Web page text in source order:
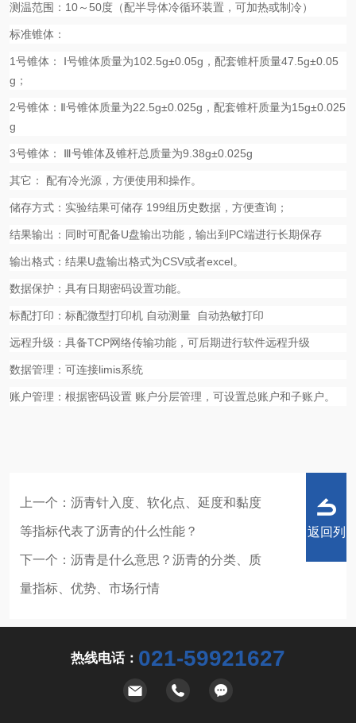
测温范围： 10～ 50度（配半导体冷循环装置，可加热或制冷）
标准锥体：
1号锥体： Ⅰ号锥体质量为102.5g±0.05g ，配套锥杆质量47.5g±0.05
g ；
2号锥体： Ⅱ号锥体质量为22.5g±0.025g ，配套锥杆质量为15g±0.025
g
3号锥体： Ⅲ号锥体及锥杆总质量为9.38g±0.025g
其它： 配有冷光源，方便使用和操作。
储存方式：实验结果可储存 199组历史数据，方便查询；
结果输出：同时可配备U盘输出功能，输出到 PC端进行长期保存
输出格式：结果U盘输出格式为CSV或者excel。
数据保护：具有日期密码设置功能。
标配打印：标配微型打印机 自动测量 自动热敏打印
远程升级：具备TCP网络传输功能，可后期进行软件远程升级
数据管理：可连接limis系统
账户管理：根据密码设置 账户分层管理，可设置总账户和子账户。
上一个： 沥青针入度、软化点、延度和黏度
等指标代表了沥青的什么性能？
下一个： 沥青是什么意思？沥青的分类、质
量指标、优势、市场行情
返回列
热线电话： 021-59921627